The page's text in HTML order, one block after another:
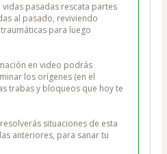
vidas pasadas rescata partes
al pasado, reviviendo
para luego
en video podrás
los orígenes (en el
trabas y bloqueos que hoy te
situaciones de esta
anteriores, para sanar tu